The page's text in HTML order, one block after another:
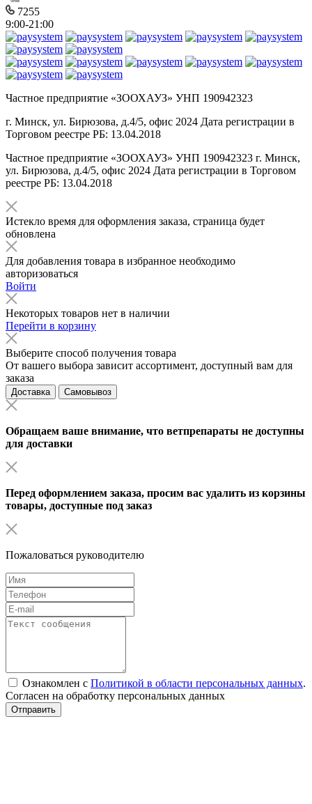
7255
9:00-21:00
Частное предприятие «ЗООХАУЗ» УНП 190942323
г. Минск, ул. Бирюзова, д.4/5, офис 2024 Дата регистрации в
Торговом реестре РБ: 13.04.2018
Частное предприятие «ЗООХАУЗ» УНП 190942323 г. Минск,
ул. Бирюзова, д.4/5, офис 2024 Дата регистрации в Торговом
реестре РБ: 13.04.2018
Истекло время для оформления заказа, страница будет
обновлена
Для добавления товара в избранное необходимо
авторизоваться
Войти
Некоторых товаров нет в наличии
Перейти в корзину
Выберите способ получения товара
От вашего выбора зависит ассортимент, доступный вам для
заказа
Доставка Самовывоз
Обращаем ваше внимание, что ветпрепараты не доступны
для доставки
Перед оформлением заказа, просим вас удалить из корзины
товары, доступные под заказ
Пожаловаться руководителю
Ознакомлен с Политикой в области персональных данных.
Согласен на обработку персональных данных
Отправить